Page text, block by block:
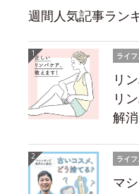
週間人気記事ラン
ライ
リ
リ
解消
ライ
マ